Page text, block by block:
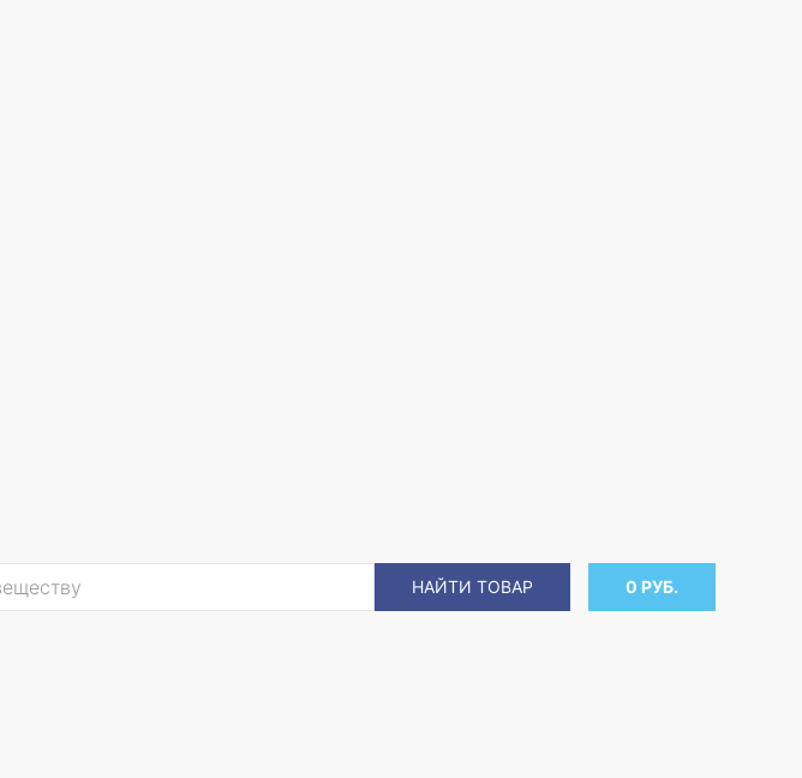
НАЙТИ ТОВАР 0 РУБ.